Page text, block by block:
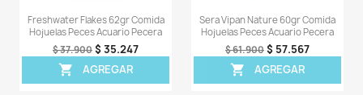
LA COMPRA INCLUYE:
- 1 Bolsa plástica con 30GR de Sera Raffy I Nature.
LA COMPRA NO INCLUYE: